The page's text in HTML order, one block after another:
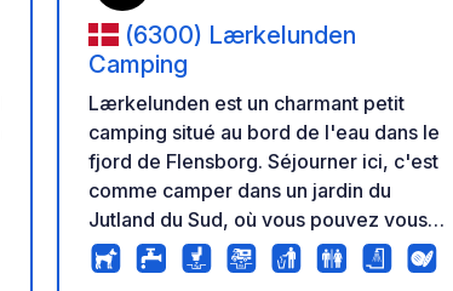
(6300) Lærkelunden
Camping
Lærkelunden est un charmant petit
camping situé au bord de l'eau dans le
fjord de Flensborg. Séjourner ici, c'est
comme camper dans un jardin du
Jutland du Sud, où vous pouvez vous
rapprocher de la vie et des autres,
jouer, vous amuser, sauter dans les